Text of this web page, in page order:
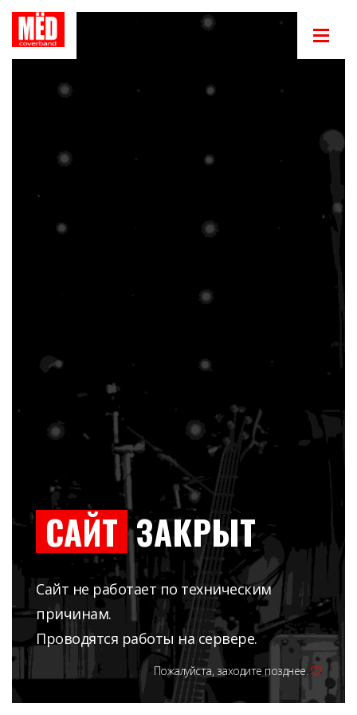
САЙТ ЗАКРЫТ
Сайт не работает по техническим
причинам.
Проводятся работы на сервере.
Пожалуйста, заходите позднее.